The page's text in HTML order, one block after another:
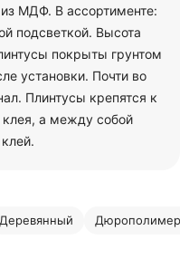
из МДФ. В ассортименте:
подсветкой. Высота
покрыты грунтом
установки. Почти во
Плинтусы крепятся к
а между собой
Деревянный